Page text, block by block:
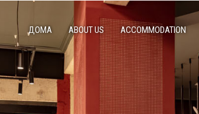
ДОМА ABOUT US ACCOMMODATION